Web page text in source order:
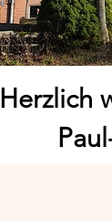
Herzlich